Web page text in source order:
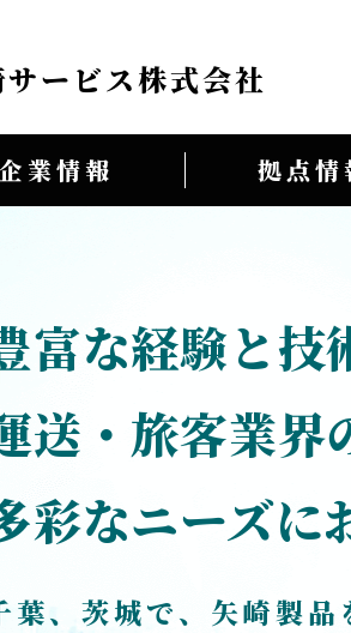
ービス株式会社
企業情報 拠点情
富な経験と技
送・旅客業界
彩なニーズに
葉、茨城で、矢崎製品